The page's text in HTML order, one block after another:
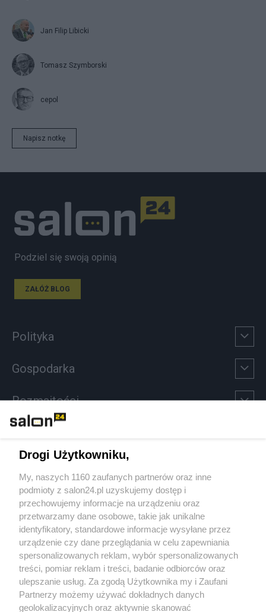
Jan Filip Libicki
Tomasz Szymborski
cepol
Napisz notkę
Podziel się swoją opinią
ZAŁÓŻ BLOG
Polityka
Gospodarka
Rozmaitości
Sport
Społeczeństwo
Kultura
X Facebook Instagram Youtube
Drogi Użytkowniku,
My, naszych 1160 zaufanych partnerów oraz inne
podmioty z salon24.pl uzyskujemy dostęp i
przechowujemy informacje na urządzeniu oraz
przetwarzamy dane osobowe, takie jak unikalne
identyfikatory, standardowe informacje wysyłane przez
urządzenie czy dane przeglądania w celu zapewniania
spersonalizowanych reklam, wybór spersonalizowanych
treści, pomiar reklam i treści, badanie odbiorców oraz
ulepszanie usług. Za zgodą Użytkownika my i Zaufani
Partnerzy możemy używać dokładnych danych
geolokalizacyjnych oraz aktywnie skanować